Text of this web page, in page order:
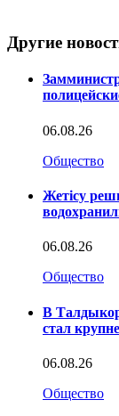
Другие
06.08.26
Общество
Жетісу
06.08.26
Общество
В
стал
06.08.26
Общество